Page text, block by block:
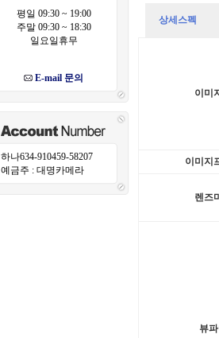
평일 09:30 ~ 19:00
주말 09:30 ~ 18:30
일요일휴무
E-mail 문의
하나634-910459-58207
예금주 : 대명카메라
상세스펙
이미
이미지
렌즈
뷰